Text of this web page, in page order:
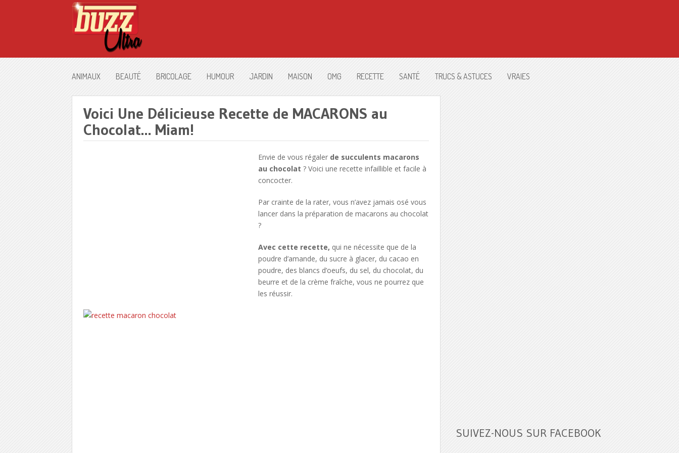
ANIMAUX BEAUTÉ BRICOLAGE HUMOUR JARDIN MAISON OMG RECETTE SANTÉ TRUCS & ASTUCES VRAIES
Voici Une Délicieuse Recette de MACARONS au
Chocolat… Miam!
Envie de vous régaler de succulents macarons
au chocolat ? Voici une recette infaillible et facile à
concocter.
Par crainte de la rater, vous n’avez jamais osé vous
lancer dans la préparation de macarons au chocolat
?
Avec cette recette, qui ne nécessite que de la
poudre d’amande, du sucre à glacer, du cacao en
poudre, des blancs d’oeufs, du sel, du chocolat, du
beurre et de la crème fraîche, vous ne pourrez que
les réussir.
SUIVEZ-NOUS SUR FACEBOOK